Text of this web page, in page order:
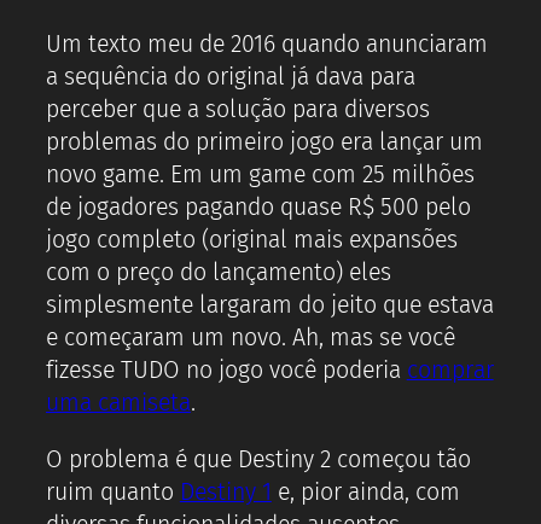
Um texto meu de 2016 quando anunciaram
a sequência do original já dava para
perceber que a solução para diversos
problemas do primeiro jogo era lançar um
novo game. Em um game com 25 milhões
de jogadores pagando quase R$ 500 pelo
jogo completo (original mais expansões
com o preço do lançamento) eles
simplesmente largaram do jeito que estava
e começaram um novo. Ah, mas se você
fizesse TUDO no jogo você poderia comprar
uma camiseta.
O problema é que Destiny 2 começou tão
ruim quanto Destiny 1 e, pior ainda, com